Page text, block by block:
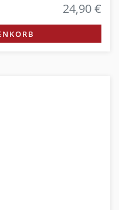
24,90 €